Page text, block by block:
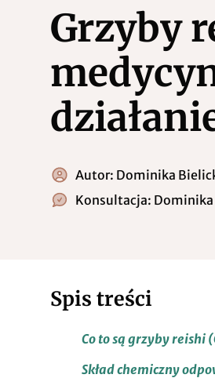
Grzyby
Autor: Dominika
Konsultacja:
Spis treści
Co to są grzyby reishi
Skład chemiczny